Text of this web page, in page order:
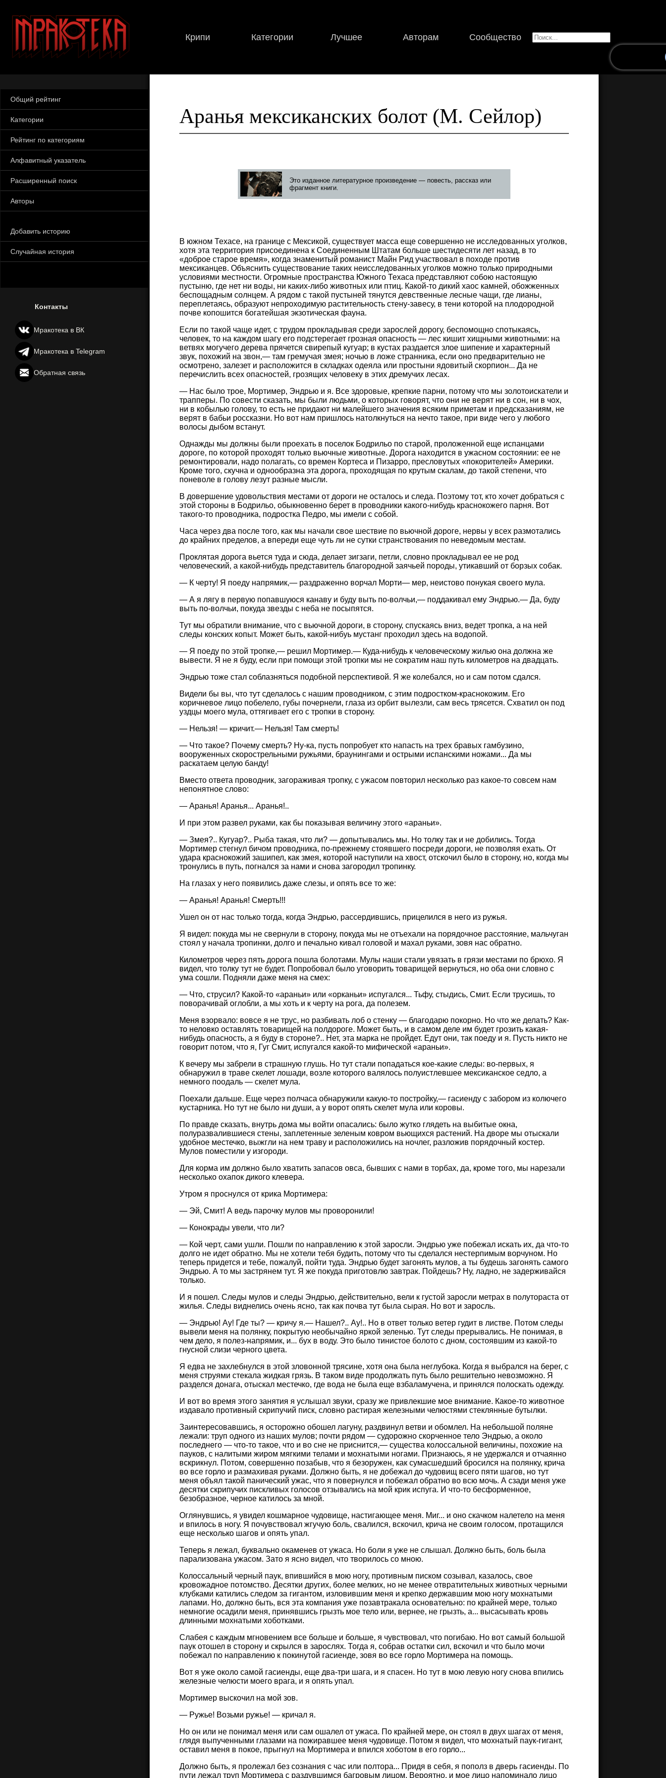
Крипи Категории Лучшее Авторам Сообщество
Общий рейтинг
Категории
Рейтинг по категориям
Алфавитный указатель
Расширенный поиск
Авторы
Добавить историю
Случайная история
Контакты
Мракотека в ВК
Мракотека в Telegram
Обратная связь
Аранья мексиканских болот (М. Сейлор)
Это изданное литературное произведение — повесть, рассказ или
фрагмент книги.
В южном Техасе, на границе с Мексикой, существует масса еще совершенно не исследованных уголков,
хотя эта территория присоединена к Соединенным Штатам больше шестидесяти лет назад, в то
«доброе старое время», когда знаменитый романист Майн Рид участвовал в походе против
мексиканцев. Объяснить существование таких неисследованных уголков можно только природными
условиями местности. Огромные пространства Южного Техаса представляют собою настоящую
пустыню, где нет ни воды, ни каких-либо животных или птиц. Какой-то дикий хаос камней, обожженных
беспощадным солнцем. А рядом с такой пустыней тянутся девственные лесные чащи, где лианы,
переплетаясь, образуют непроходимую растительность стену-завесу, в тени которой на плодородной
почве копошится богатейшая экзотическая фауна.
Если по такой чаще идет, с трудом прокладывая среди зарослей дорогу, беспомощно спотыкаясь,
человек, то на каждом шагу его подстерегает грозная опасность — лес кишит хищными животными: на
ветвях могучего дерева прячется свирепый кугуар; в кустах раздается злое шипение и характерный
звук, похожий на звон,— там гремучая змея; ночью в ложе странника, если оно предварительно не
осмотрено, залезет и расположится в складках одеяла или простыни ядовитый скорпион... Да не
перечислить всех опасностей, грозящих человеку в этих дремучих лесах.
— Нас было трое, Мортимер, Эндрью и я. Все здоровые, крепкие парни, потому что мы золотоискатели и
трапперы. По совести сказать, мы были людьми, о которых говорят, что они не верят ни в сон, ни в чох,
ни в кобылью голову, то есть не придают ни малейшего значения всяким приметам и предсказаниям, не
верят в бабьи россказни. Но вот нам пришлось натолкнуться на нечто такое, при виде чего у любого
волосы дыбом встанут.
Однажды мы должны были проехать в поселок Бодрильо по старой, проложенной еще испанцами
дороге, по которой проходят только вьючные животные. Дорога находится в ужасном состоянии: ее не
ремонтировали, надо полагать, со времен Кортеса и Пизарро, пресловутых «покорителей» Америки.
Кроме того, скучна и однообразна эта дорога, проходящая по крутым скалам, до такой степени, что
поневоле в голову лезут разные мысли.
В довершение удовольствия местами от дороги не осталось и следа. Поэтому тот, кто хочет добраться с
этой стороны в Бодрильо, обыкновенно берет в проводники какого-нибудь краснокожего парня. Вот
такого-то проводника, подростка Педро, мы имели с собой.
Часа через два после того, как мы начали свое шествие по вьючной дороге, нервы у всех размотались
до крайних пределов, а впереди еще чуть ли не сутки странствования по неведомым местам.
Проклятая дорога вьется туда и сюда, делает зигзаги, петли, словно прокладывал ее не род
человеческий, а какой-нибудь представитель благородной заячьей породы, утикавший от борзых собак.
— К черту! Я поеду напрямик,— раздраженно ворчал Морти— мер, неистово понукая своего мула.
— А я лягу в первую попавшуюся канаву и буду выть по-волчьи,— поддакивал ему Эндрью.— Да, буду
выть по-волчьи, покуда звезды с неба не посыпятся.
Тут мы обратили внимание, что с вьючной дороги, в сторону, спускаясь вниз, ведет тропка, а на ней
следы конских копыт. Может быть, какой-нибуь мустанг проходил здесь на водопой.
— Я поеду по этой тропке,— решил Мортимер.— Куда-нибудь к человеческому жилью она должна же
вывести. Я не я буду, если при помощи этой тропки мы не сократим наш путь километров на двадцать.
Эндрью тоже стал соблазняться подобной перспективой. Я же колебался, но и сам потом сдался.
Видели бы вы, что тут сделалось с нашим проводником, с этим подростком-краснокожим. Его
коричневое лицо побелело, губы почернели, глаза из орбит вылезли, сам весь трясется. Схватил он под
уздцы моего мула, оттягивает его с тропки в сторону.
— Нельзя! — кричит.— Нельзя! Там смерть!
— Что такое? Почему смерть? Ну-ка, пусть попробует кто напасть на трех бравых гамбузино,
вооруженных скорострельными ружьями, браунингами и острыми испанскими ножами... Да мы
раскатаем целую банду!
Вместо ответа проводник, загораживая тропку, с ужасом повторил несколько раз какое-то совсем нам
непонятное слово:
— Аранья! Аранья... Аранья!..
И при этом развел руками, как бы показывая величину этого «араньи».
— Змея?.. Кугуар?.. Рыба такая, что ли? — допытывались мы. Но толку так и не добились. Тогда
Мортимер стегнул бичом проводника, по-прежнему стоявшего посреди дороги, не позволяя ехать. От
удара краснокожий зашипел, как змея, которой наступили на хвост, отскочил было в сторону, но, когда мы
тронулись в путь, погнался за нами и снова загородил тропинку.
На глазах у него появились даже слезы, и опять все то же:
— Аранья! Аранья! Смерть!!!
Ушел он от нас только тогда, когда Эндрью, рассердившись, прицелился в него из ружья.
Я видел: покуда мы не свернули в сторону, покуда мы не отъехали на порядочное расстояние, мальчуган
стоял у начала тропинки, долго и печально кивал головой и махал руками, зовя нас обратно.
Километров через пять дорога пошла болотами. Мулы наши стали увязать в грязи местами по брюхо. Я
видел, что толку тут не будет. Попробовал было уговорить товарищей вернуться, но оба они словно с
ума сошли. Подняли даже меня на смех:
— Что, струсил? Какой-то «араньи» или «орканьи» испугался... Тьфу, стыдись, Смит. Если трусишь, то
поворачивай оглобли, а мы хоть и к черту на рога, да полезем.
Меня взорвало: вовсе я не трус, но разбивать лоб о стенку — благодарю покорно. Но что же делать? Как-
то неловко оставлять товарищей на полдороге. Может быть, и в самом деле им будет грозить какая-
нибудь опасность, а я буду в стороне?.. Нет, эта марка не пройдет. Едут они, так поеду и я. Пусть никто не
говорит потом, что я, Гуг Смит, испугался какой-то мифической «араньи».
К вечеру мы забрели в страшную глушь. Но тут стали попадаться кое-какие следы: во-первых, я
обнаружил в траве скелет лошади, возле которого валялось полуистлевшее мексиканское седло, а
немного поодаль — скелет мула.
Поехали дальше. Еще через полчаса обнаружили какую-то постройку,— гасиенду с забором из колючего
кустарника. Но тут не было ни души, а у ворот опять скелет мула или коровы.
По правде сказать, внутрь дома мы войти опасались: было жутко глядеть на выбитые окна,
полуразвалившиеся стены, заплетенные зеленым ковром вьющихся растений. На дворе мы отыскали
удобное местечко, выжгли на нем траву и расположились на ночлег, разложив порядочный костер.
Мулов поместили у изгороди.
Для корма им должно было хватить запасов овса, бывших с нами в торбах, да, кроме того, мы нарезали
несколько охапок дикого клевера.
Утром я проснулся от крика Мортимера:
— Эй, Смит! А ведь парочку мулов мы проворонили!
— Конокрады увели, что ли?
— Кой черт, сами ушли. Пошли по направлению к этой заросли. Эндрью уже побежал искать их, да что-то
долго не идет обратно. Мы не хотели тебя будить, потому что ты сделался нестерпимым ворчуном. Но
теперь придется и тебе, пожалуй, пойти туда. Эндрью будет загонять мулов, а ты будешь загонять самого
Эндрью. А то мы застрянем тут. Я же покуда приготовлю завтрак. Пойдешь? Ну, ладно, не задерживайся
только.
И я пошел. Следы мулов и следы Эндрью, действительно, вели к густой заросли метрах в полутораста от
жилья. Следы виднелись очень ясно, так как почва тут была сырая. Но вот и заросль.
— Эндрью! Ay! Где ты? — кричу я.— Нашел?.. Ау!.. Но в ответ только ветер гудит в листве. Потом следы
вывели меня на полянку, покрытую необычайно яркой зеленью. Тут следы прерывались. Не понимая, в
чем дело, я полез-напрямик, и... бух в воду. Это было тинистое болото с дном, состоявшим из какой-то
гнусной слизи черного цвета.
Я едва не захлебнулся в этой зловонной трясине, хотя она была неглубока. Когда я выбрался на берег, с
меня струями стекала жидкая грязь. В таком виде продолжать путь было решительно невозможно. Я
разделся донага, отыскал местечко, где вода не была еще взбаламучена, и принялся полоскать одежду.
И вот во время этого занятия я услышал звуки, сразу же привлекшие мое внимание. Какое-то животное
издавало противный скрипучий писк, словно растирая железными челюстями стеклянные бутылки.
Заинтересовавшись, я осторожно обошел лагуну, раздвинул ветви и обомлел. На небольшой поляне
лежали: труп одного из наших мулов; почти рядом — судорожно скорченное тело Эндрью, а около
последнего — что-то такое, что и во сне не приснится,— существа колоссальной величины, похожие на
пауков, с налитыми жиром мягкими телами и мохнатыми ногами. Признаюсь, я не удержался и отчаянно
вскрикнул. Потом, совершенно позабыв, что я безоружен, как сумасшедший бросился на полянку, крича
во все горло и размахивая руками. Должно быть, я не добежал до чудовищ всего пяти шагов, но тут
меня объял такой панический ужас, что я повернулся и побежал обратно во всю мочь. А сзади меня уже
десятки скрипучих пискливых голосов отзывались на мой крик испуга. И что-то бесформенное,
безобразное, черное катилось за мной.
Оглянувшись, я увидел кошмарное чудовище, настигающее меня. Миг... и оно скачком налетело на меня
и впилось в ногу. Я почувствовал жгучую боль, свалился, вскочил, крича не своим голосом, протащился
еще несколько шагов и опять упал.
Теперь я лежал, буквально окаменев от ужаса. Но боли я уже не слышал. Должно быть, боль была
парализована ужасом. Зато я ясно видел, что творилось со мною.
Колоссальный черный паук, впившийся в мою ногу, противным писком созывал, казалось, свое
кровожадное потомство. Десятки других, более мелких, но не менее отвратительных животных черными
клубками катились следом за гигантом, изловившим меня и крепко державшим мою ногу мохнатыми
лапами. Но, должно быть, вся эта компания уже позавтракала основательно: по крайней мере, только
немногие осадили меня, принявшись грызть мое тело или, вернее, не грызть, а... высасывать кровь
длинными мохнатыми хоботками.
Слабея с каждым мгновением все больше и больше, я чувствовал, что погибаю. Но вот самый большой
паук отошел в сторону и скрылся в зарослях. Тогда я, собрав остатки сил, вскочил и что было мочи
побежал по направлению к покинутой гасиенде, зовя во все горло Мортимера на помощь.
Вот я уже около самой гасиенды, еще два-три шага, и я спасен. Но тут в мою левую ногу снова впились
железные челюсти моего врага, и я опять упал.
Мортимер выскочил на мой зов.
— Ружье! Возьми ружье! — кричал я.
Но он или не понимал меня или сам ошалел от ужаса. По крайней мере, он стоял в двух шагах от меня,
глядя выпученными глазами на пожиравшее меня чудовище. Потом я видел, что мохнатый паук-гигант,
оставил меня в покое, прыгнул на Мортимера и впился хоботом в его горло...
Должно быть, я пролежал без сознания с час или полтора... Придя в себя, я пополз в дверь гасиенды. По
пути лежал труп Мортимера с раздувшимся багровым лицом. Вероятно, и мое лицо напоминало лицо